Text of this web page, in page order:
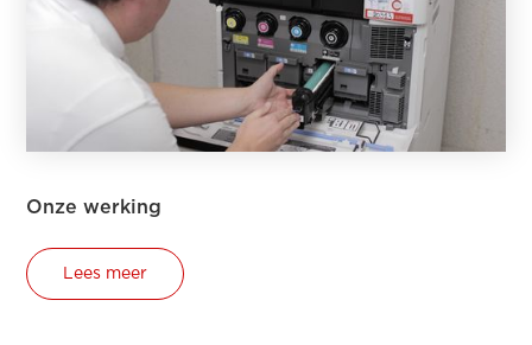
Onze werking
Lees meer